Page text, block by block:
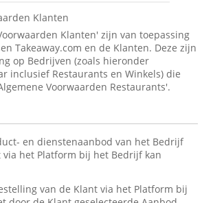
Klanten
Klanten' zijn van toepassing
Takeaway.com en de Klanten. Deze zijn
op Bedrijven (zoals hieronder
inclusief Restaurants en Winkels) die
Voorwaarden Restaurants'.
en dienstenaanbod van het Bedrijf
het Platform bij het Bedrijf kan
van de Klant via het Platform bij